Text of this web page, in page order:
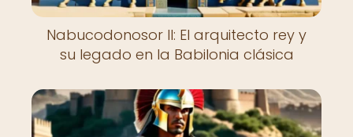
Nabucodonosor II: El arquitecto rey y
su legado en la Babilonia clásica